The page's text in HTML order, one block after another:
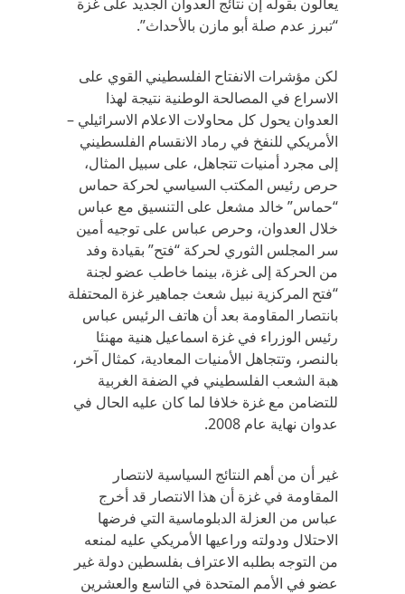
“تبرز عدم صلة أبو مازن بالأحداث”.
لكن مؤشرات الانفتاح الفلسطيني القوي على
الاسراع في المصالحة الوطنية نتيجة لهذا
العدوان يحول كل محاولات الاعلام الاسرائيلي –
الأمريكي للنفخ في رماد الانقسام الفلسطيني
إلى مجرد أمنيات تتجاهل، على سبيل المثال،
حرص رئيس المكتب السياسي لحركة حماس
“حماس” خالد مشعل على التنسيق مع عباس
خلال العدوان، وحرص عباس على توجيه أمين
سر المجلس الثوري لحركة “فتح” بقيادة وفد
من الحركة إلى غزة، بينما خاطب عضو لجنة
“فتح المركزية نبيل شعث جماهير غزة المحتفلة
بانتصار المقاومة بعد أن هاتف الرئيس عباس
رئيس الوزراء في غزة اسماعيل هنية مهنئا
بالنصر، وتتجاهل الأمنيات المعادية، كمثال آخر،
هبة الشعب الفلسطيني في الضفة الغربية
للتضامن مع غزة خلافا لما كان عليه الحال في
عدوان نهاية عام 2008.
غير أن من أهم النتائج السياسية لانتصار
المقاومة في غزة أن هذا الانتصار قد أخرج
عباس من العزلة الدبلوماسية التي فرضها
الاحتلال ودولته وراعيها الأمريكي عليه لمنعه
من التوجه بطلبه الاعتراف بفلسطين دولة غير
عضو في الأمم المتحدة في التاسع والعشرين